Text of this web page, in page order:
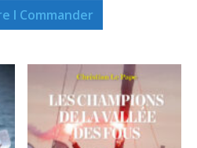
I Commander